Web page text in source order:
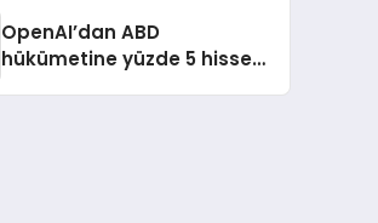
OpenAI’dan ABD
hükümetine yüzde 5 hisse